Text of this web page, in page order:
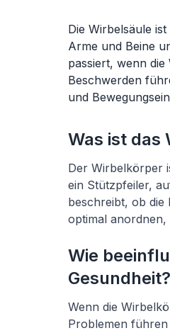
Die Wirbelsäule
Arme und Beine
passiert, wenn
Beschwerden
und
Was ist das
Der Wirbelkörper
ein Stützpfeiler,
beschreibt, ob die
optimal
Wie
Gesundheit?
Wenn die
Problemen